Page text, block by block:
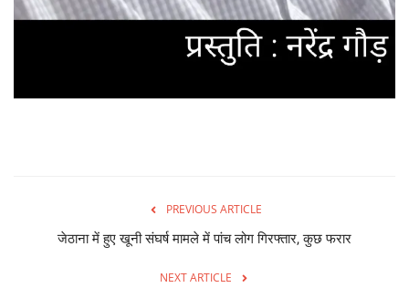
PREVIOUS ARTICLE
जेठाना में हुए खूनी संघर्ष मामले में पांच लोग गिरफ्तार, कुछ फरार
NEXT ARTICLE